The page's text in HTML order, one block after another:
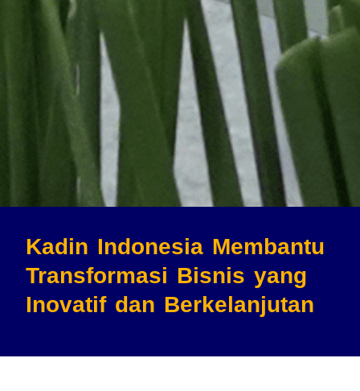
Kadin Indonesia Membantu
Transformasi Bisnis yang
Inovatif dan Berkelanjutan